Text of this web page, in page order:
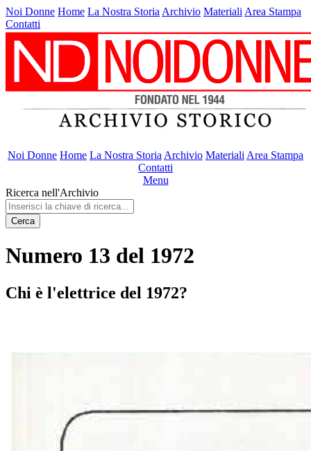
Noi Donne Home La Nostra Storia Archivio Materiali Area Stampa
Contatti
Noi Donne Home La Nostra Storia Archivio Materiali Area Stampa
Contatti
Menu
Ricerca nell'Archivio
Cerca
Numero 13 del 1972
Chi è l'elettrice del 1972?